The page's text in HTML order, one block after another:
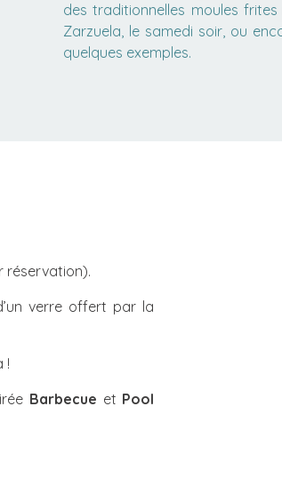
des traditionnelles moules
Zarzuela, le samedi soir, ou
quelques exemples.
réservation).
verre offert par la
!
Barbecue et Pool